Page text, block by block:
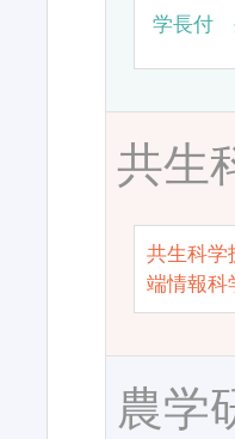
学長付
共生
共生科
端情報科
農学